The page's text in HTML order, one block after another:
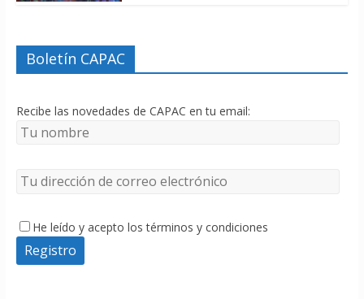
Boletín CAPAC
Recibe las novedades de CAPAC en tu email:
He leído y acepto los términos y condiciones